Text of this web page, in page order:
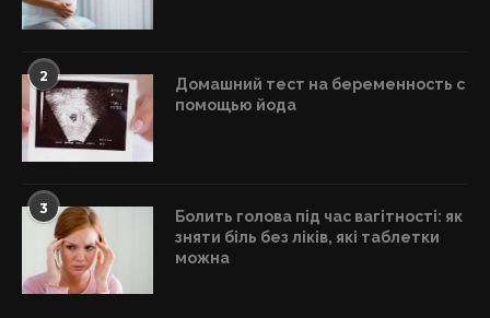
2
Домашний тест на беременность с
помощью йода
3
Болить голова під час вагітності: як
зняти біль без ліків, які таблетки
можна